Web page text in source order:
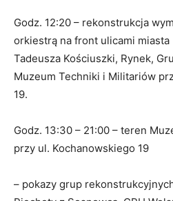
Godz. 12:20 – rekonstrukcja
orkiestrą na front ulicami miasta
Tadeusza Kościuszki, Rynek,
Muzeum Techniki i Militariów
19.
Godz. 13:30 – 21:00 – teren
przy ul. Kochanowskiego 19
– pokazy grup